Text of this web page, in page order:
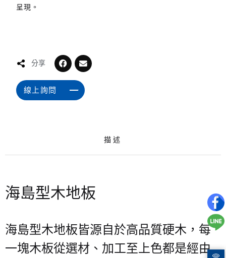
呈現。
分享
線上詢問
描述
海島型木地板
海島型木地板皆源自於高品質硬木，每
一塊木板從選材、加工至上色都是經由